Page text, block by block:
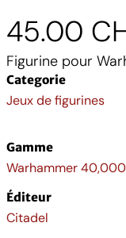
45.00
Figurine pour
Categorie
Jeux de figurines
Gamme
Warhammer 40,000
Éditeur
Citadel